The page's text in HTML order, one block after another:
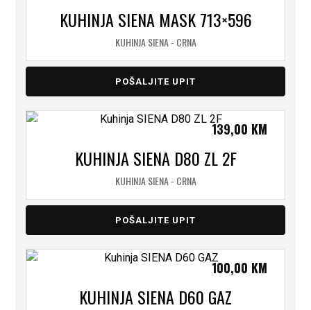
KUHINJA SIENA MASK 713×596
KUHINJA SIENA - CRNA
POŠALJITE UPIT
KUHINJA SIENA D80 ZL 2F
KUHINJA SIENA - CRNA
139,00 KM
POŠALJITE UPIT
KUHINJA SIENA D60 GAZ
100,00 KM